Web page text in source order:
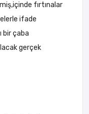
fırtınalar
ifade
bir çaba
gerçek